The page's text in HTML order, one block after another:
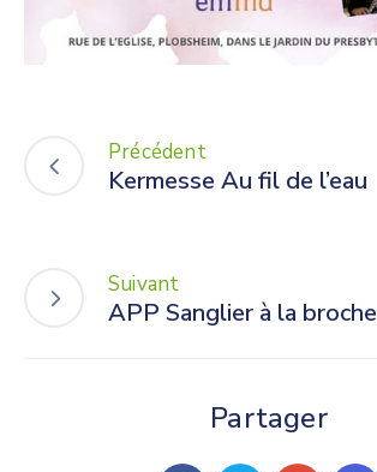
Précédent
Kermesse Au fil de l’eau
Suivant
APP Sanglier à la broche
Partager